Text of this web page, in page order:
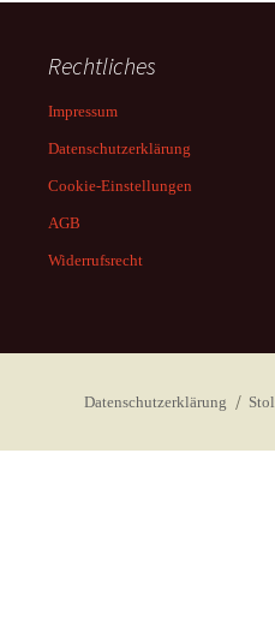
Rechtliches
Impressum
Datenschutzerklärung
Cookie-Einstellungen
AGB
Widerrufsrecht
Datenschutzerklärung